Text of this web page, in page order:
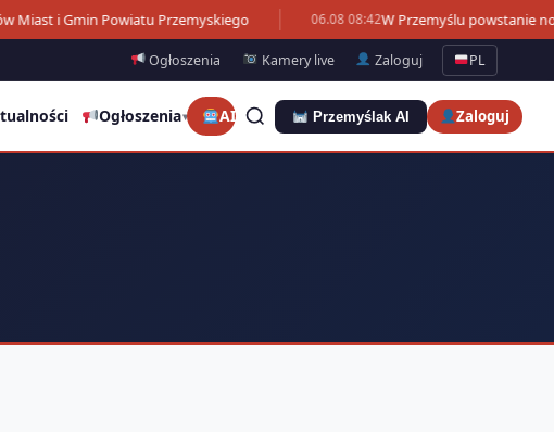
Miast i Gmin Powiatu Przemyskiego 06.08 08:42W Przemyślu powstanie
Ogłoszenia Kamery live Zaloguj PL
Ogłoszenia▾ AI Przemyślak AI Zaloguj